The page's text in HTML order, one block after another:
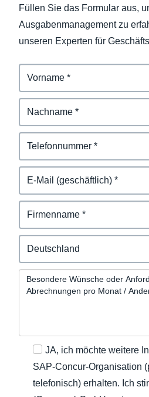
Füllen Sie das Formular aus,
Ausgabenmanagement zu
unseren Experten für
Comments
JA, ich möchte weitere
SAP-Concur-Organisation
telefonisch) erhalten. Ich